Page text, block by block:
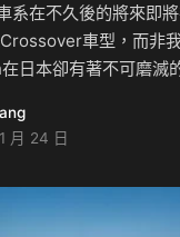
在不久後的將來即
車型，而非
日本卻有著不可磨滅
，一同來聽Celsior訴
頻道：
月 24 日